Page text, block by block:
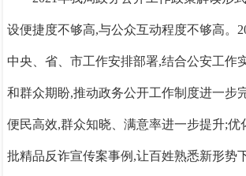
设便捷度不够高,与公众互动程度不够高。
中央、省、市工作安排部署,结合公安工作
和群众期盼,推动政务公开工作制度进一步
便民高效,群众知晓、满意率进一步提升;优
批精品反诈宣传案事例,让百姓熟悉新形势